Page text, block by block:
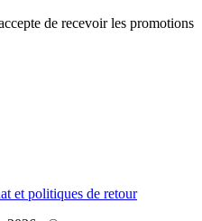
de recevoir les promotions
et politiques de retour